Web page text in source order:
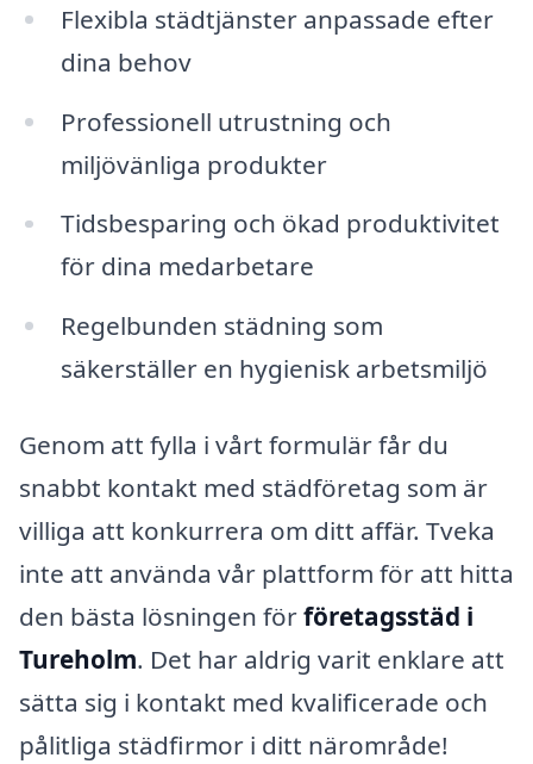
Flexibla städtjänster anpassade efter
dina behov
Professionell utrustning och
miljövänliga produkter
Tidsbesparing och ökad produktivitet
för dina medarbetare
Regelbunden städning som
säkerställer en hygienisk arbetsmiljö
Genom att fylla i vårt formulär får du
snabbt kontakt med städföretag som är
villiga att konkurrera om ditt affär. Tveka
inte att använda vår plattform för att hitta
den bästa lösningen förföretagsstäd i
Tureholm. Det har aldrig varit enklare att
sätta sig i kontakt med kvalificerade och
pålitliga städfirmor i ditt närområde!